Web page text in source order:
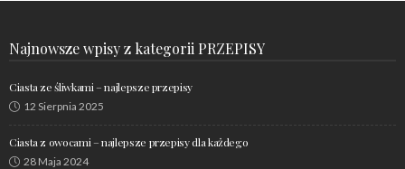
Najnowsze wpisy z kategorii PRZEPISY
Ciasta ze śliwkami – najlepsze przepisy
12 Sierpnia 2025
Ciasta z owocami – najlepsze przepisy dla każdego
28 Maja 2024